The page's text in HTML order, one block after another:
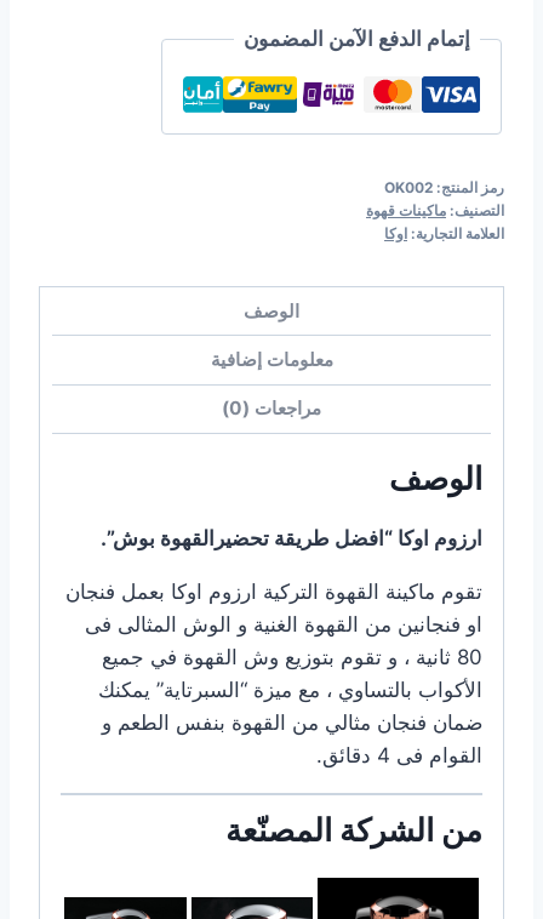
إتمام الدفع الآمن المضمون
رمز المنتج: OK002
التصنيف: ماكينات قهوة
العلامة التجارية: اوكا
الوصف
معلومات إضافية
مراجعات (0)
الوصف
ارزوم اوكا “افضل طريقة تحضيرالقهوة بوش”.
تقوم ماكينة القهوة التركية ارزوم اوكا بعمل فنجان
او فنجانين من القهوة الغنية و الوش المثالى فى
80 ثانية ، و تقوم بتوزيع وش القهوة في جميع
الأكواب بالتساوي ، مع ميزة “السبرتاية” يمكنك
ضمان فنجان مثالي من القهوة بنفس الطعم و
القوام فى 4 دقائق.
من الشركة المصنّعة